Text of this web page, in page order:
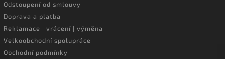
Odstoupení od smlouvy
Doprava a platba
Reklamace | vrácení | výměna
Velkoobchodní spolupráce
Obchodní podmínky